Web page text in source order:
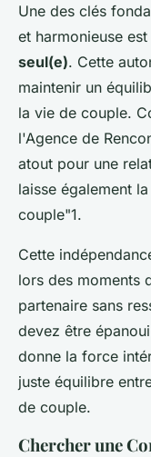
Une des clés
et harmonieuse
seul(e). Cette
maintenir un
la vie de couple.
l'Agence de
atout pour une
laisse également
couple"1.
Cette
lors des moments
partenaire sans
devez être
donne la force
juste équilibre
de couple.
Chercher une